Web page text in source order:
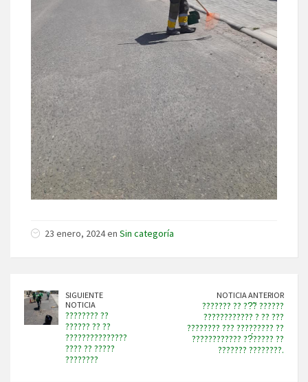
23 enero, 2024 en Sin categoría
SIGUIENTE
NOTICIA
???????? ??
?????? ?? ??
???????????????
???? ?? ?????
????????
NOTICIA ANTERIOR
??????? ?? ??̃? ??????
???????????? ? ?? ???
???????? ??? ????????? ??
???????????? ??́????? ??
??????? ????????.